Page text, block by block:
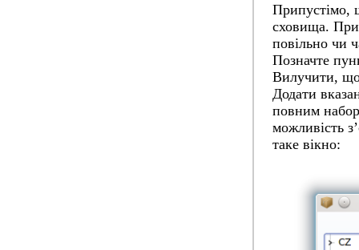
Припустімо,
сховища.
повільно чи
Позначте
Вилучити,
Додати
повним
можливість
таке вікно: